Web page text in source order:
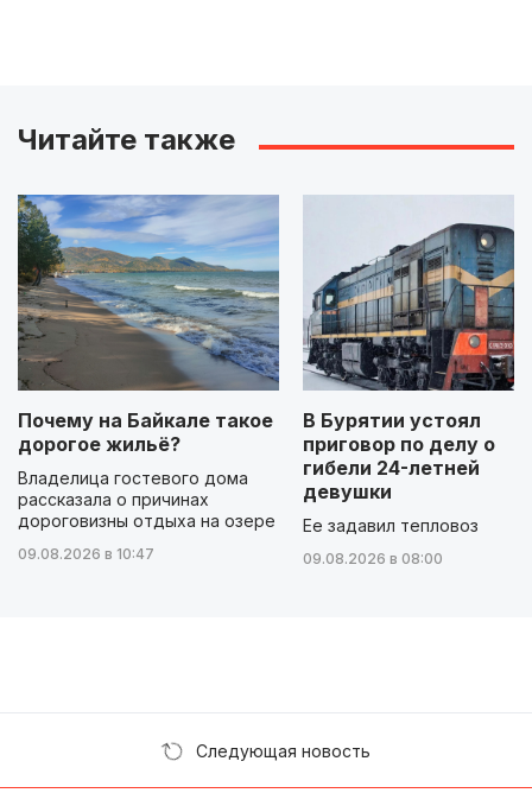
Читайте также
Почему на Байкале такое
дорогое жильё?
Владелица гостевого дома
рассказала о причинах
дороговизны отдыха на озере
09.08.2026 в 10:47
В Бурятии устоял
приговор по делу о
гибели 24-летней
девушки
Ее задавил тепловоз
09.08.2026 в 08:00
Следующая новость